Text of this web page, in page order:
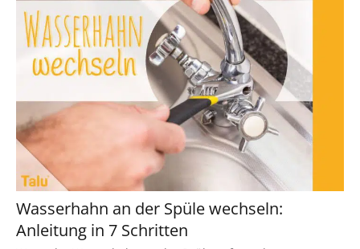
Wasserhahn an der Spüle wechseln:
Anleitung in 7 Schritten